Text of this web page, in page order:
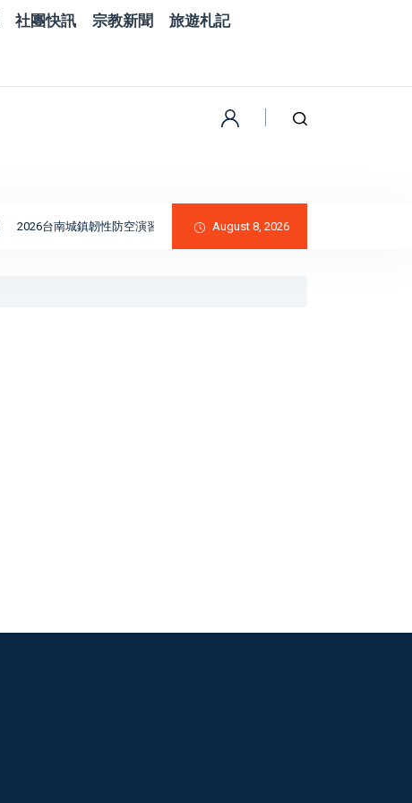
社團快訊 宗教新聞
旅遊札記
2026台南城鎮韌性防空演習完成｜黃偉哲肯定全民防衛與防空避難整備
August 8, 2026